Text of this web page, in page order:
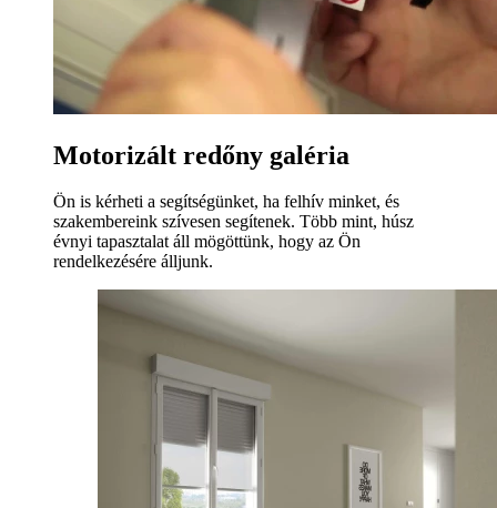
Motorizált redőny galéria
Ön is kérheti a segítségünket, ha felhív minket, és
szakembereink szívesen segítenek. Több mint, húsz
évnyi tapasztalat áll mögöttünk, hogy az Ön
rendelkezésére álljunk.